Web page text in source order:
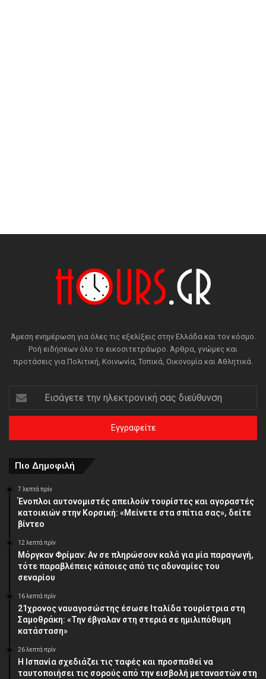
Άμεση ενημέρωση για όλες τις εξελίξεις στην Ελλάδα και τον κόσμο.
Ροή ειδήσεων όλο το εικοσιτετράωρο. Άρθρα, γνώμες και
προτάσεις για Πολιτική, Κοινωνία, Τοπικά, Οικονομία και Αθλητικά.
Εισάγετε
την
ηλεκτρονική
διεύθυνση
Πιο Δημοφιλή
7 λεπτά πρίν
Ένοπλοι αυτονομιστές απειλούν τουρίστες και αγοραστές
κατοικιών στην Κορσική: «Μείνετε στα σπίτια σας», δείτε
βίντεο
12 λεπτά πρίν
Μόργκαν Φρίμαν: Αν σε πληρώσουν καλά για μία παραγωγή,
τότε παραβλέπεις κάποιες από τις αδυναμίες του
σεναρίου
16 λεπτά πρίν
21χρονος ναυαγοσώστης έσωσε Ιταλίδα τουρίστρια στη
Σαμοθράκη: «Την έβγαλαν στη στεριά σε ημιλιπόθυμη
κατάσταση»
26 λεπτά πρίν
Η Ισπανία σχεδιάζει τις ταφές και προσπαθεί να
ταυτοποιήσει τις σορούς από την εισβολή μεταναστών στη